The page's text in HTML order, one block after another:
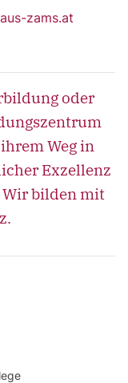
zams.at
oder
Weg in
Exzellenz
bilden mit